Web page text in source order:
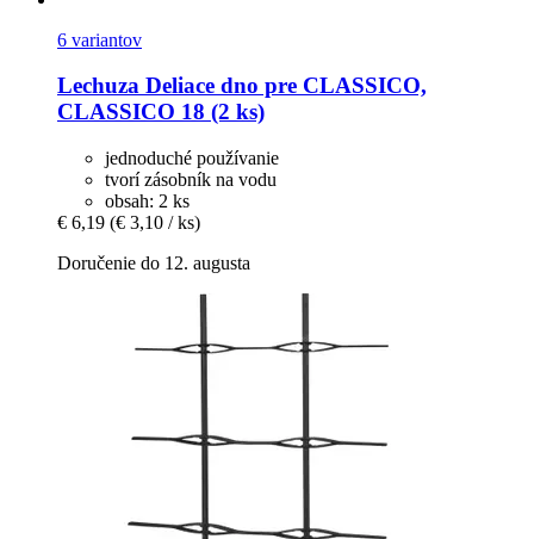
6 variantov
Lechuza Deliace dno pre CLASSICO,
CLASSICO 18 (2 ks)
jednoduché používanie
tvorí zásobník na vodu
obsah: 2 ks
€ 6,19 (€ 3,10 / ks)
Doručenie do 12. augusta